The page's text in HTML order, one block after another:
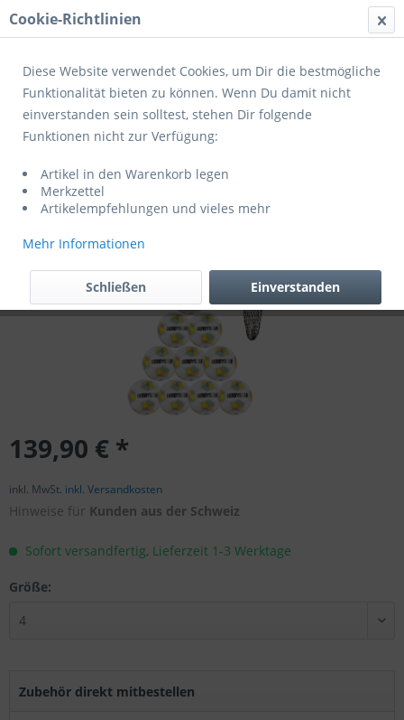
Menü
Übersicht Fußballpakete
Ballpaket + Ballnetz weiss/gelb/grün
139,90 € *
inkl. MwSt. inkl. Versandkosten
Hinweise für Kunden aus der Schweiz
Sofort versandfertig, Lieferzeit 1-3 Werktage
Größe:
Zubehör direkt mitbestellen
Cookie-Richtlinien
Diese Website verwendet Cookies, um Dir die bestmögliche
Funktionalität bieten zu können. Wenn Du damit nicht
einverstanden sein solltest, stehen Dir folgende
Funktionen nicht zur Verfügung:
Artikel in den Warenkorb legen
Merkzettel
Artikelempfehlungen und vieles mehr
Mehr Informationen
Einverstanden
Schließen